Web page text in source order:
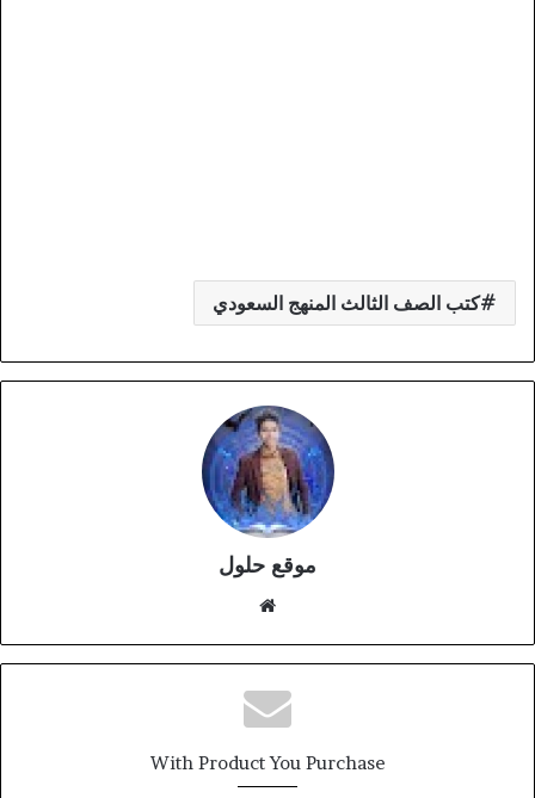
كتب الصف الثالث المنهج السعودي
موقع حلول
With Product You Purchase